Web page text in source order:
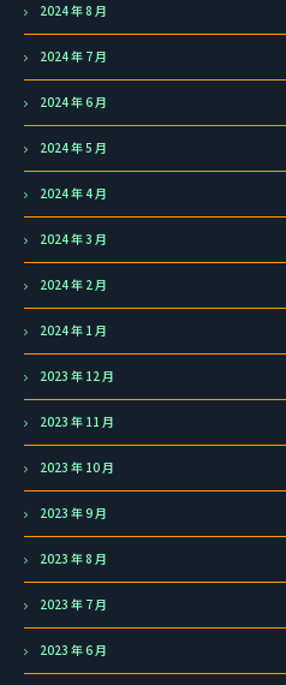
2024 年 8 月
2024 年 7 月
2024 年 6 月
2024 年 5 月
2024 年 4 月
2024 年 3 月
2024 年 2 月
2024 年 1 月
2023 年 12 月
2023 年 11 月
2023 年 10 月
2023 年 9 月
2023 年 8 月
2023 年 7 月
2023 年 6 月